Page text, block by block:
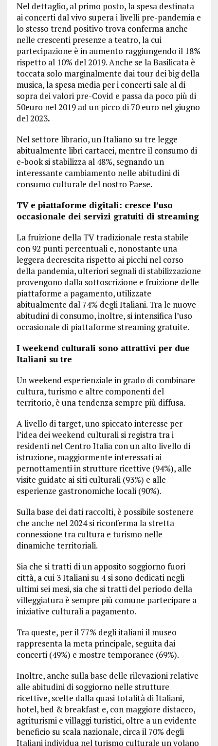
Nel dettaglio, al primo posto, la spesa destinata
ai concerti dal vivo supera i livelli pre-pandemia e
lo stesso trend positivo trova conferma anche
nelle crescenti presenze a teatro, la cui
partecipazione è in aumento raggiungendo il 18%
rispetto al 10% del 2019. Anche se la Basilicata è
toccata solo marginalmente dai tour dei big della
musica, la spesa media per i concerti sale al di
sopra dei valori pre-Covid e passa da poco più di
50euro nel 2019 ad un picco di 70 euro nel giugno
del 2023.
Nel settore librario, un Italiano su tre legge
abitualmente libri cartacei, mentre il consumo di
e-book si stabilizza al 48%, segnando un
interessante cambiamento nelle abitudini di
consumo culturale del nostro Paese.
TV e piattaforme digitali: cresce l’uso
occasionale dei servizi gratuiti di streaming
La fruizione della TV tradizionale resta stabile
con 92 punti percentuali e, nonostante una
leggera decrescita rispetto ai picchi nel corso
della pandemia, ulteriori segnali di stabilizzazione
provengono dalla sottoscrizione e fruizione delle
piattaforme a pagamento, utilizzate
abitualmente dal 74% degli Italiani. Tra le nuove
abitudini di consumo, inoltre, si intensifica l’uso
occasionale di piattaforme streaming gratuite.
I weekend culturali sono attrattivi per due
Italiani su tre
Un weekend esperienziale in grado di combinare
cultura, turismo e altre componenti del
territorio, è una tendenza sempre più diffusa.
A livello di target, uno spiccato interesse per
l’idea dei weekend culturali si registra tra i
residenti nel Centro Italia con un alto livello di
istruzione, maggiormente interessati ai
pernottamenti in strutture ricettive (94%), alle
visite guidate ai siti culturali (93%) e alle
esperienze gastronomiche locali (90%).
Sulla base dei dati raccolti, è possibile sostenere
che anche nel 2024 si riconferma la stretta
connessione tra cultura e turismo nelle
dinamiche territoriali.
Sia che si tratti di un apposito soggiorno fuori
città, a cui 3 Italiani su 4 si sono dedicati negli
ultimi sei mesi, sia che si tratti del periodo della
villeggiatura è sempre più comune partecipare a
iniziative culturali a pagamento.
Tra queste, per il 77% degli italiani il museo
rappresenta la meta principale, seguita dai
concerti (49%) e mostre temporanee (69%).
Inoltre, anche sulla base delle rilevazioni relative
alle abitudini di soggiorno nelle strutture
ricettive, scelte dalla quasi totalità di Italiani,
hotel, bed & breakfast e, con maggiore distacco,
agriturismi e villaggi turistici, oltre a un evidente
beneficio su scala nazionale, circa il 70% degli
Italiani individua nel turismo culturale un volano